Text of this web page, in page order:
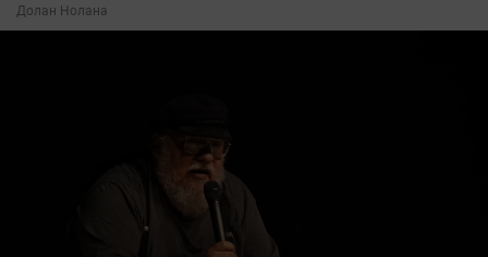
Долан Нолана